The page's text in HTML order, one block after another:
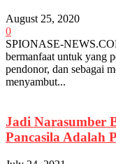
August 25, 2020
0
SPIONASE-
bermanfaat untuk yang
pendonor, dan sebagai
menyambut...
Jadi Narasumber
Pancasila Adalah